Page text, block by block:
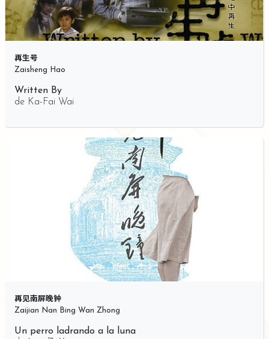
再生号
Zaisheng Hao
Written By
de Ka-Fai Wai
再见南屏晚钟
Zaijian Nan Bing Wan Zhong
Un perro ladrando a la luna